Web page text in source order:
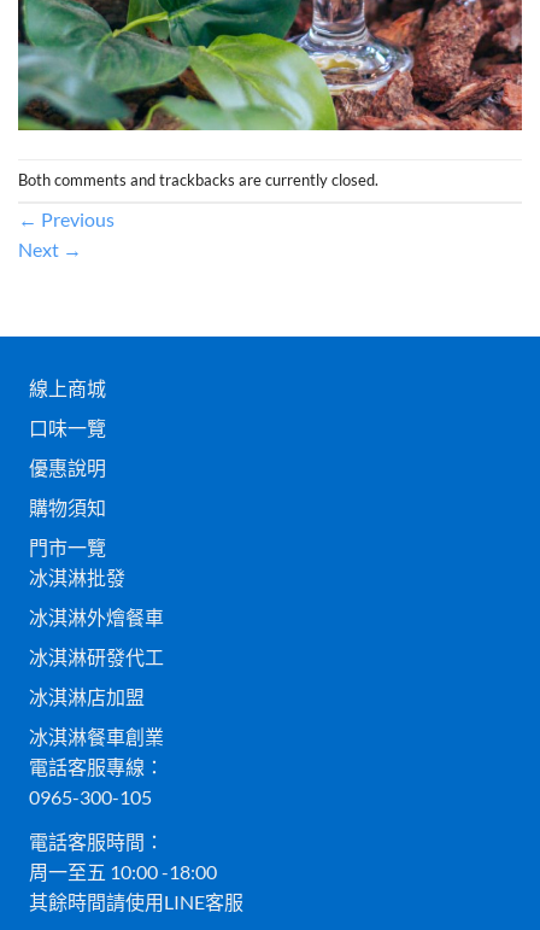
Both comments and trackbacks are currently closed.
← Previous
Next →
線上商城
口味一覽
優惠說明
購物須知
門市一覽
冰淇淋批發
冰淇淋外燴餐車
冰淇淋研發代工
冰淇淋店加盟
冰淇淋餐車創業
電話客服專線：
0965-300-105
電話客服時間：
周一至五 10:00 -18:00
其餘時間請使用LINE客服